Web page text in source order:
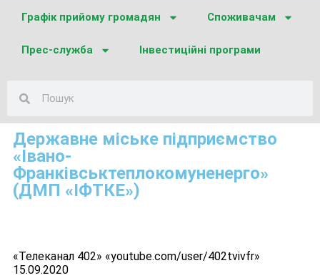
Графік прийому громадян Споживачам
Прес-служба Інвестиційні програми
Державне міське підприємство
«Івано-
Франківськтеплокомуненерго»
(ДМП «ІФТКЕ»)
«Телеканал 402» «youtube.com/user/402tvivfr»
15.09.2020